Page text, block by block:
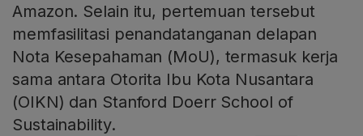
Amazon. Selain itu, pertemuan tersebut
memfasilitasi penandatanganan delapan
Nota Kesepahaman (MoU), termasuk kerja
sama antara Otorita Ibu Kota Nusantara
(OIKN) dan Stanford Doerr School of
Sustainability.